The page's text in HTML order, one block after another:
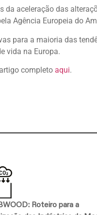
da aceleração das
Agência Europeia do
para a maioria das
vida na Europa.
completo aqui.
Roteiro para a